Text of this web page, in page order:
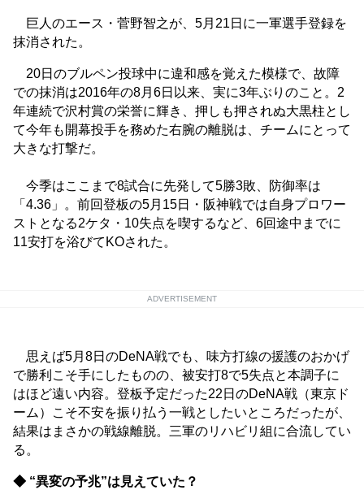
巨人のエース・菅野智之が、5月21日に一軍選手登録を
抹消された。
20日のブルペン投球中に違和感を覚えた模様で、故障
での抹消は2016年の8月6日以来、実に3年ぶりのこと。2
年連続で沢村賞の栄誉に輝き、押しも押されぬ大黒柱とし
て今年も開幕投手を務めた右腕の離脱は、チームにとって
大きな打撃だ。
今季はここまで8試合に先発して5勝3敗、防御率は
「4.36」。前回登板の5月15日・阪神戦では自身プロワー
ストとなる2ケタ・10失点を喫するなど、6回途中までに
11安打を浴びてKOされた。
ADVERTISEMENT
思えば5月8日のDeNA戦でも、味方打線の援護のおかげ
で勝利こそ手にしたものの、被安打8で5失点と本調子に
はほど遠い内容。登板予定だった22日のDeNA戦（東京ド
ーム）こそ不安を振り払う一戦としたいところだったが、
結果はまさかの戦線離脱。三軍のリハビリ組に合流してい
る。
◆ “異変の予兆”は見えていた？